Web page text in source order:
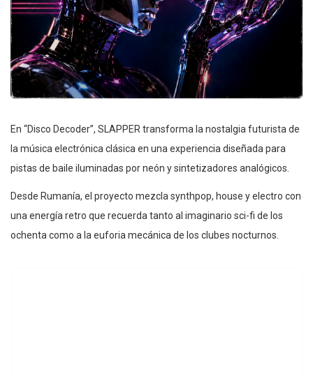
En “Disco Decoder”, SLAPPER transforma la nostalgia futurista de
la música electrónica clásica en una experiencia diseñada para
pistas de baile iluminadas por neón y sintetizadores analógicos.
Desde Rumanía, el proyecto mezcla synthpop, house y electro con
una energía retro que recuerda tanto al imaginario sci-fi de los
ochenta como a la euforia mecánica de los clubes nocturnos.